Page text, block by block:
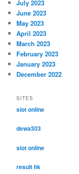
July 2023
June 2023
May 2023
April 2023
March 2023
February 2023
January 2023
December 2022
SITES
slot online
dewa303
slot online
result hk